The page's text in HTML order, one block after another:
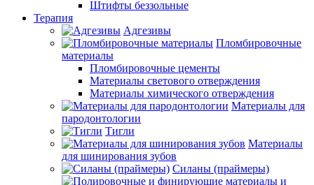
Штифты беззольные
Терапия
Адгезивы
Пломбировочные
материалы
Пломбировочные цементы
Материалы светового отверждения
Материалы химического отверждения
Материалы для
пародонтологии
Тигли
Материалы
для шинирования зубов
Силаны (праймеры)